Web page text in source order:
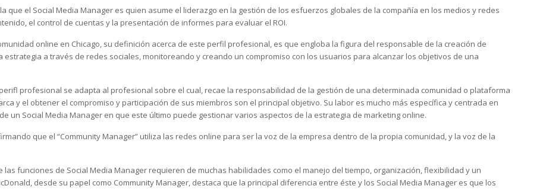
que el Social Media Manager es quien asume el liderazgo en la gestión de los esfuerzos globales de la compañía en los medios y redes
el control de cuentas y la presentación de informes para evaluar el ROI.
online en Chicago, su definición acerca de este perfil profesional, es que engloba la figura del responsable de la creación de
a través de redes sociales, monitoreando y creando un compromiso con los usuarios para alcanzar los objetivos de una
profesional se adapta al profesional sobre el cual, recae la responsabilidad de la gestión de una determinada comunidad o plataforma
y el obtener el compromiso y participación de sus miembros son el principal objetivo. Su labor es mucho más específica y centrada en
un Social Media Manager en que este último puede gestionar varios aspectos de la estrategia de marketing online.
que el “Community Manager” utiliza las redes online para ser la voz de la empresa dentro de la propia comunidad, y la voz de la
funciones de Social Media Manager requieren de muchas habilidades como el manejo del tiempo, organización, flexibilidad y un
desde su papel como Community Manager, destaca que la principal diferencia entre éste y los Social Media Manager es que los